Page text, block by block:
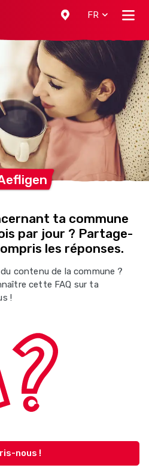
FR
ta commune
par jour ? Partage-
les réponses.
contenu de la commune ?
cette FAQ sur ta
!
nous !